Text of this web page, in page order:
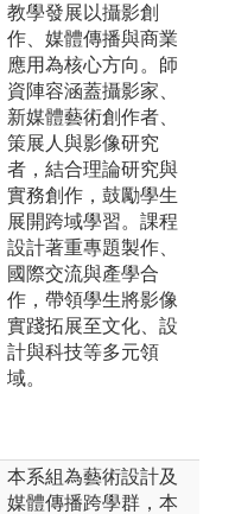
教學發展以攝影創
作、媒體傳播與商業
應用為核心方向。師
資陣容涵蓋攝影家、
新媒體藝術創作者、
策展人與影像研究
者，結合理論研究與
實務創作，鼓勵學生
展開跨域學習。課程
設計著重專題製作、
國際交流與產學合
作，帶領學生將影像
實踐拓展至文化、設
計與科技等多元領
域。
本系組為藝術設計及
媒體傳播跨學群，本